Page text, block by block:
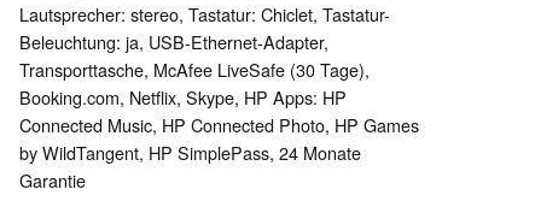
Lautsprecher: stereo, Tastatur: Chiclet, Tastatur-
Beleuchtung: ja, USB-Ethernet-Adapter,
Transporttasche, McAfee LiveSafe (30 Tage),
Booking.com, Netflix, Skype, HP Apps: HP
Connected Music, HP Connected Photo, HP Games
by WildTangent, HP SimplePass, 24 Monate
Garantie